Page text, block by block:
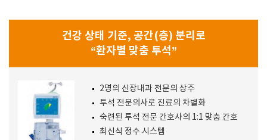
건강 상태 기준, 공간(층) 분리로
“환자별 맞춤 투석”
2명의 신장내과 전문의 상주
투석 전문의사로 진료의 차별화
숙련된 투석 전문 간호사의 1:1 맞춤 간호
최신식 정수 시스템